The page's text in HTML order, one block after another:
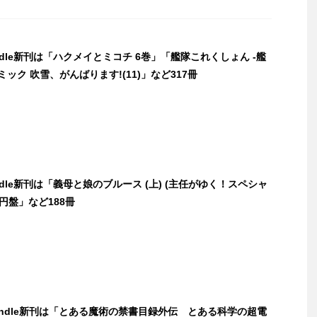
新刊は「ハクメイとミコチ 6巻」「艦隊これくしょん -艦
ック 吹雪、がんばります!(11)」など317冊
新刊は「義母と娘のブルース (上) (主任がゆく！スペシャ
盤」など188冊
新刊は「とある魔術の禁書目録外伝 とある科学の超電